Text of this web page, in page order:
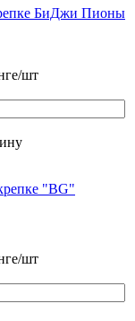
БиДжи Пионы
/шт
"BG"
/шт